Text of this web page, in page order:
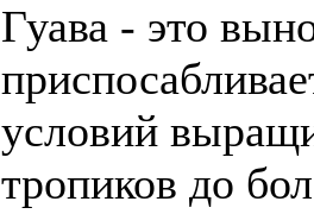
Гуава - это
условий
тропиков до